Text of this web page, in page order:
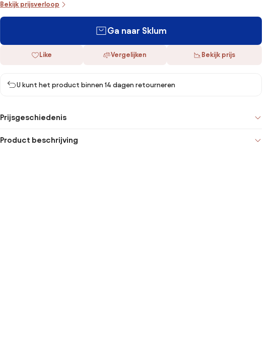
Bekijk prijsverloop
Ga naar Sklum
Like Vergelijken Bekijk prijs
U kunt het product binnen 14 dagen retourneren
Prijsgeschiedenis
Product beschrijving